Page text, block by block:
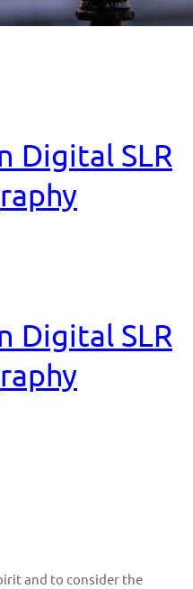
Digital SLR
Digital SLR
and to consider the